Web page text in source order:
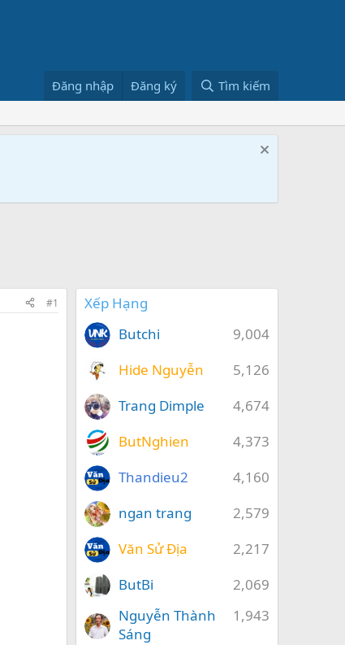
Đăng nhập Đăng ký Tìm kiếm
#1
Xếp Hạng
9,004
Butchi
5,126
Hide Nguyễn
4,674
Trang Dimple
4,373
ButNghien
4,160
Thandieu2
2,579
ngan trang
2,217
Văn Sử Địa
2,069
ButBi
1,943
Nguyễn Thành
Sáng